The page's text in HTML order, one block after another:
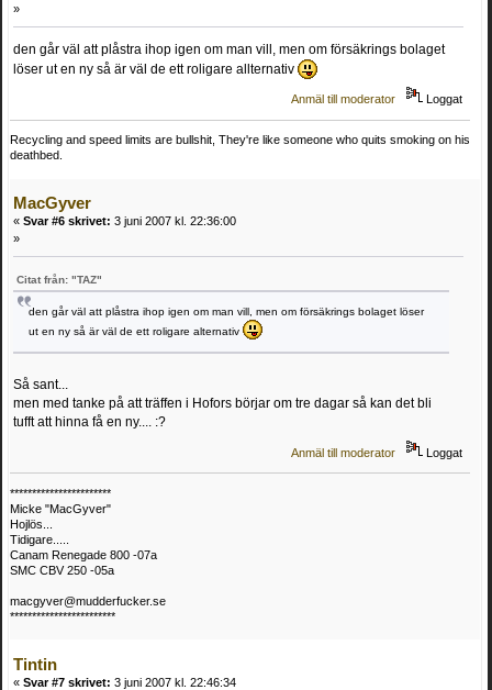
»
den går väl att plåstra ihop igen om man vill, men om försäkrings bolaget
löser ut en ny så är väl de ett roligare allternativ
Anmäl till moderator Loggat
Recycling and speed limits are bullshit, They're like someone who quits smoking on his
deathbed.
MacGyver
« Svar #6 skrivet: 3 juni 2007 kl. 22:36:00
»
Citat från: "TAZ"
den går väl att plåstra ihop igen om man vill, men om försäkrings bolaget löser
ut en ny så är väl de ett roligare alternativ
Så sant...
men med tanke på att träffen i Hofors börjar om tre dagar så kan det bli
tufft att hinna få en ny.... :?
Anmäl till moderator Loggat
***********************
Micke "MacGyver"
Hojlös...
Tidigare.....
Canam Renegade 800 -07a
SMC CBV 250 -05a
macgyver@mudderfucker.se
************************
Tintin
« Svar #7 skrivet: 3 juni 2007 kl. 22:46:34